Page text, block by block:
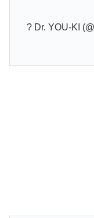
? Dr. YOU-KI